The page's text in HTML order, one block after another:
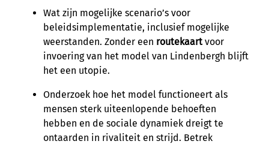
Wat zijn mogelijke scenario’s voor
beleidsimplementatie, inclusief mogelijke
weerstanden. Zonder een routekaartvoor
invoering van het model van Lindenbergh blijft
het een utopie.
Onderzoek hoe het model functioneert als
mensen sterk uiteenlopende behoeften
hebben en de sociale dynamiek dreigt te
ontaarden in rivaliteit en strijd. Betrek